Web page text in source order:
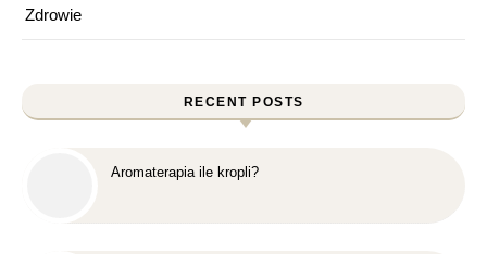
Zdrowie
RECENT POSTS
Aromaterapia ile kropli?